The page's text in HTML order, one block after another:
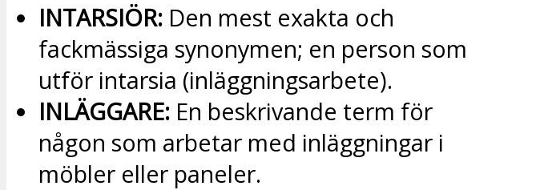
INTARSIÖR: Den mest exakta och
fackmässiga synonymen; en person som
utför intarsia (inläggningsarbete).
INLÄGGARE: En beskrivande term för
någon som arbetar med inläggningar i
möbler eller paneler.